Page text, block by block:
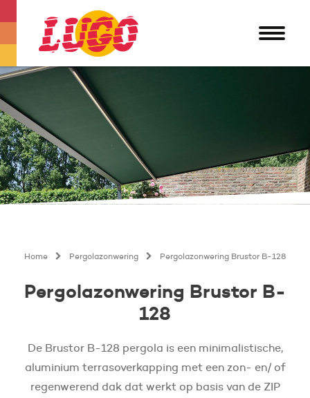
Home Pergolazonwering Pergolazonwering Brustor B-128
Pergolazonwering Brustor B-
128
De Brustor B-128 pergola is een minimalistische,
aluminium terrasoverkapping met een zon- en/ of
regenwerend dak dat werkt op basis van de ZIP